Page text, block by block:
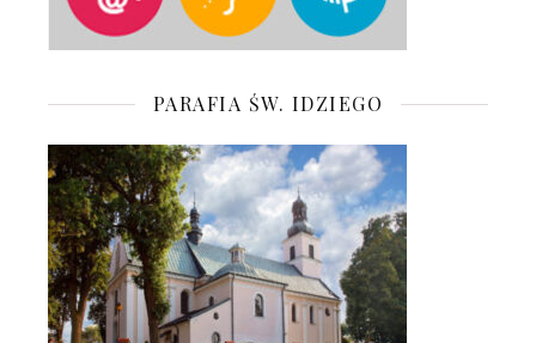
PARAFIA ŚW. IDZIEGO